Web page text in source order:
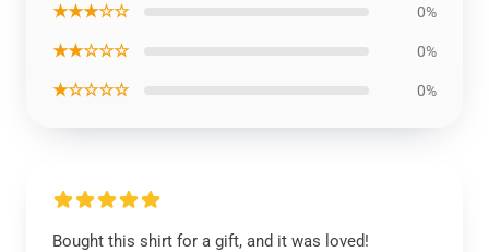
★★★☆☆ 0%
★★☆☆☆ 0%
★☆☆☆☆ 0%
Bought this shirt for a gift, and it was loved!